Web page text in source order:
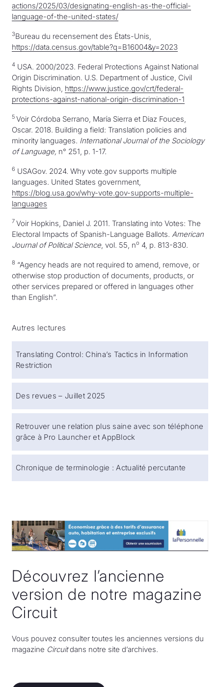
actions/2025/03/designating-english-as-the-official-
language-of-the-united-states/
3Bureau du recensement des États-Unis,
https://data.census.gov/table?q=B16004&y=2023
4 USA. 2000/2023. Federal Protections Against National
Origin Discrimination. U.S. Department of Justice, Civil
Rights Division, https://www.justice.gov/crt/federal-
protections-against-national-origin-discrimination-1
5 Voir Córdoba Serrano, María Sierra et Diaz Fouces,
Oscar. 2018. Building a field: Translation policies and
minority languages. International Journal of the Sociology
of Language, n° 251, p. 1-17.
6 USAGov. 2024. Why vote.gov supports multiple
languages. United States government,
https://blog.usa.gov/why-vote.gov-supports-multiple-
languages
7 Voir Hopkins, Daniel J. 2011. Translating into Votes: The
Electoral Impacts of Spanish-Language Ballots. American
Journal of Political Science , vol. 55, no 4, p. 813-830.
8 “Agency heads are not required to amend, remove, or
otherwise stop production of documents, products, or
other services prepared or offered in languages other
than English”.
Autres lectures
Translating Control: China’s Tactics in Information
Restriction
Des revues – Juillet 2025
Retrouver une relation plus saine avec son téléphone
grâce à Pro Launcher et AppBlock
Chronique de terminologie : Actualité percutante
Découvrez l’ancienne
version de notre magazine
Circuit
Vous pouvez consulter toutes les anciennes versions du
magazine Circuitdans notre site d’archives.